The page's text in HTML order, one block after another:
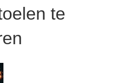
te